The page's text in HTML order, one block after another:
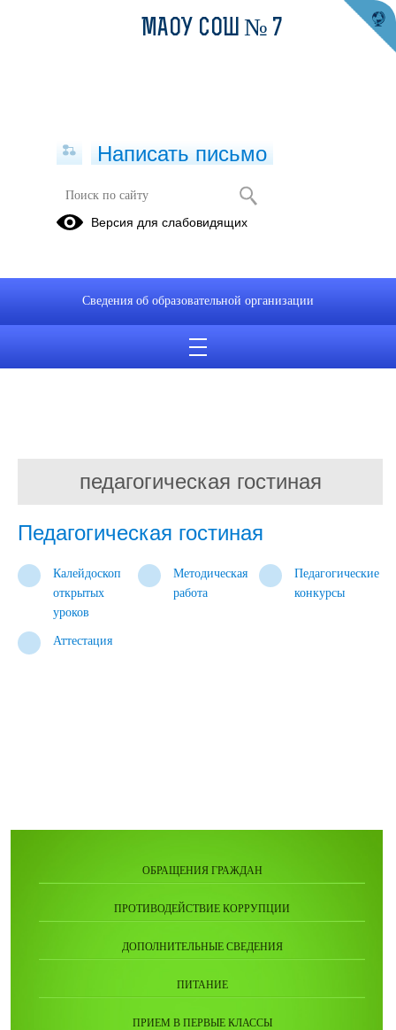
педагогическая гостиная
Педагогическая гостиная
Калейдоскоп
открытых
уроков
Методическая
работа
Педагогические
конкурсы
Аттестация
ОБРАЩЕНИЯ ГРАЖДАН
ПРОТИВОДЕЙСТВИЕ КОРРУПЦИИ
ДОПОЛНИТЕЛЬНЫЕ СВЕДЕНИЯ
ПИТАНИЕ
ПРИЕМ В ПЕРВЫЕ КЛАССЫ
МАОУ СОШ № 7
Написать письмо
Версия для слабовидящих
Сведения об образовательной организации